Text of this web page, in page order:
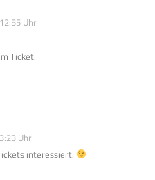
Uhr
Ticket.
Uhr
interessiert.